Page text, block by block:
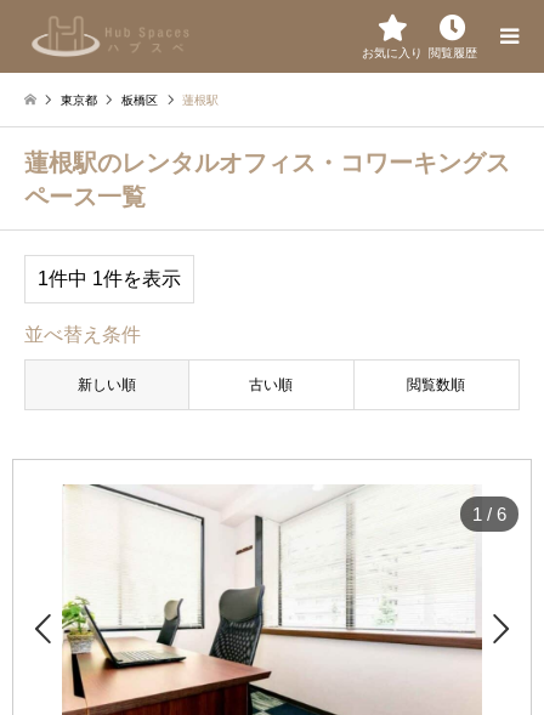
お気に入り 閲覧履歴
東京都 板橋区 蓮根駅
蓮根駅のレンタルオフィス・コワーキングス
ペース一覧
1件中 1件を表示
並べ替え条件
新しい順 古い順 閲覧数順
 
1 / 6